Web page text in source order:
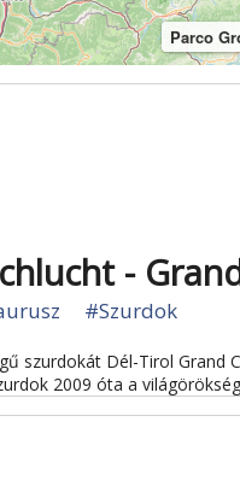
Parco
-
#Szurdok
szurdokát Dél-Tirol Grand
2009 óta a